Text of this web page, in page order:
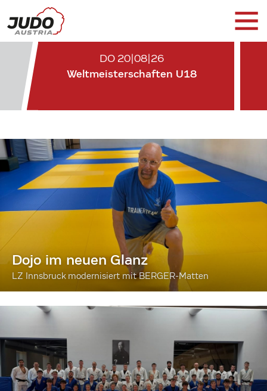
DO 20|08|26
Weltmeisterschaften U18
Dojo im neuen Glanz
LZ Innsbruck modernisiert mit BERGER-Matten